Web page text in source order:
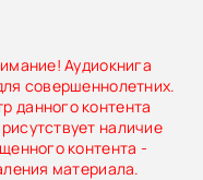
Аудиокнига
совершеннолетних.
данного контента
наличие
контента -
материала.